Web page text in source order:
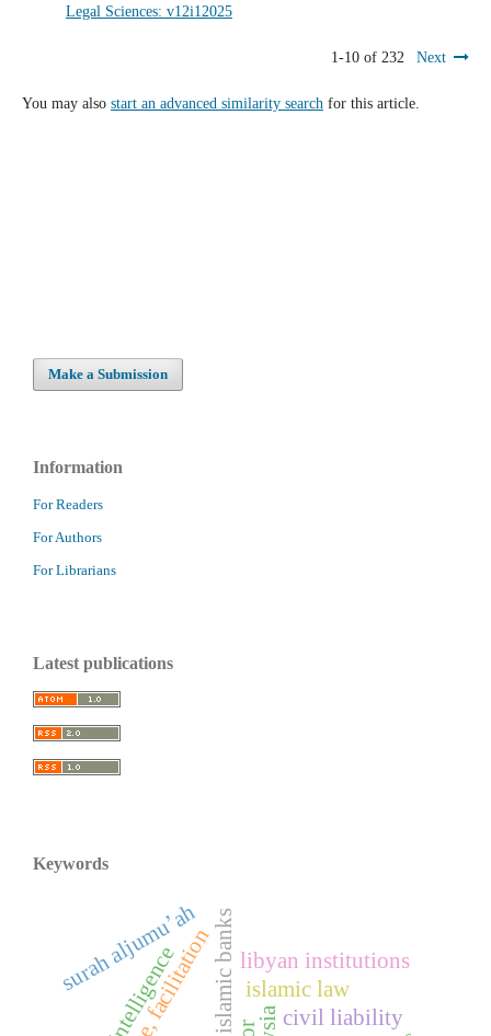
Legal Sciences: v12i12025
1-10 of 232 Next
You may also start an advanced similarity search for this article.
Make a Submission
Information
For Readers
For Authors
For Librarians
Latest publications
Keywords
libyan institutions
islamic law
civil liability
surah aljumu’ah